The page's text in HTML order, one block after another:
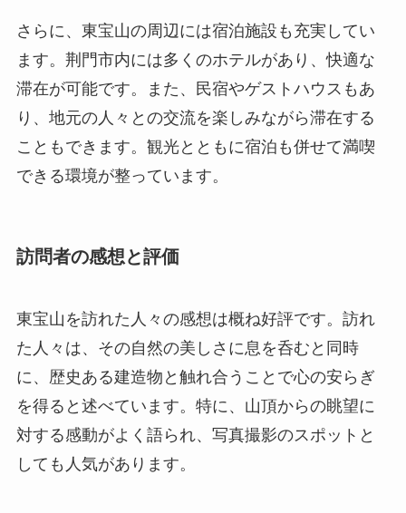
さらに、東宝山の周辺には宿泊施設も充実してい
ます。荆門市内には多くのホテルがあり、快適な
滞在が可能です。また、民宿やゲストハウスもあ
り、地元の人々との交流を楽しみながら滞在する
こともできます。観光とともに宿泊も併せて満喫
できる環境が整っています。
訪問者の感想と評価
東宝山を訪れた人々の感想は概ね好評です。訪れ
た人々は、その自然の美しさに息を呑むと同時
に、歴史ある建造物と触れ合うことで心の安らぎ
を得ると述べています。特に、山頂からの眺望に
対する感動がよく語られ、写真撮影のスポットと
しても人気があります。